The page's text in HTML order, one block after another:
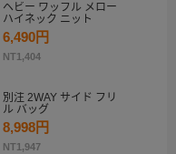
ヘビー ワッフル メロー
ハイネック ニット
6,490円
NT1,404
別注 2WAY サイド フリ
ル バッグ
8,998円
NT1,947